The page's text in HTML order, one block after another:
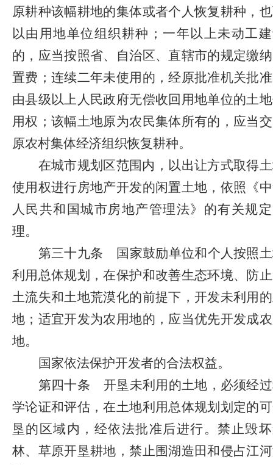
原耕种该幅耕地的集体或者个人恢复耕种，
以由用地单位组织耕种；一年以上未动工
的，应当按照省、自治区、直辖市的规定缴
置费；连续二年未使用的，经原批准机关批
由县级以上人民政府无偿收回用地单位的土
用权；该幅土地原为农民集体所有的，应当
原农村集体经济组织恢复耕种。
在城市规划区范围内，以出让方式取得
使用权进行房地产开发的闲置土地，依照《
人民共和国城市房地产管理法》的有关规
理。
第三十九条
国家鼓励单位和个人按照
利用总体规划，在保护和改善生态环境、防
土流失和土地荒漠化的前提下，开发未利用
地；适宜开发为农用地的，应当优先开发成
地。
国家依法保护开发者的合法权益。
第四十条
开垦未利用的土地，必须经
学论证和评估，在土地利用总体规划划定的
垦的区域内，经依法批准后进行。禁止毁
林、草原开垦耕地，禁止围湖造田和侵占江